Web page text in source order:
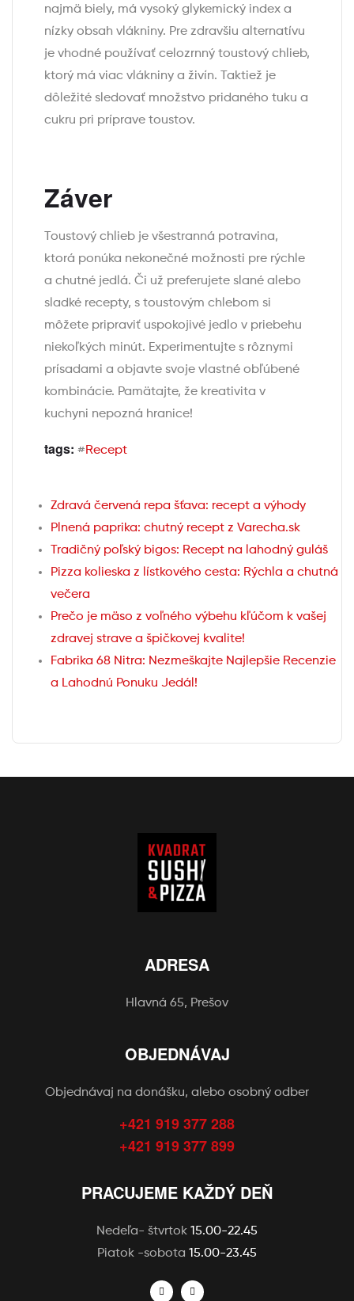
najmä biely, má vysoký glykemický index a
nízky obsah vlákniny. Pre zdravšiu alternatívu
je vhodné používať celozrnný toustový chlieb,
ktorý má viac vlákniny a živín. Taktiež je
dôležité sledovať množstvo pridaného tuku a
cukru pri príprave toustov.
Záver
Toustový chlieb je všestranná potravina,
ktorá ponúka nekonečné možnosti pre rýchle
a chutné jedlá. Či už preferujete slané alebo
sladké recepty, s toustovým chlebom si
môžete pripraviť uspokojivé jedlo v priebehu
niekoľkých minút. Experimentujte s rôznymi
prísadami a objavte svoje vlastné obľúbené
kombinácie. Pamätajte, že kreativita v
kuchyni nepozná hranice!
tags: #Recept
Zdravá červená repa šťava: recept a výhody
Plnená paprika: chutný recept z Varecha.sk
Tradičný poľský bigos: Recept na lahodný guláš
Pizza kolieska z lístkového cesta: Rýchla a chutná
večera
Prečo je mäso z voľného výbehu kľúčom k vašej
zdravej strave a špičkovej kvalite!
Fabrika 68 Nitra: Nezmeškajte Najlepšie Recenzie
a Lahodnú Ponuku Jedál!
ADRESA
Hlavná 65, Prešov
OBJEDNÁVAJ
Objednávaj na donášku, alebo osobný odber
+421 919 377 288
+421 919 377 899
PRACUJEME KAŽDÝ DEŇ
Nedeľa- štvrtok 15.00-22.45
Piatok -sobota 15.00-23.45